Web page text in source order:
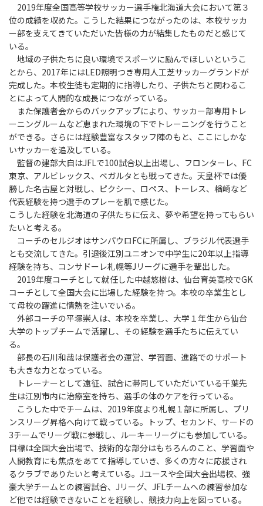
2019年度全国高等学校サッカー選手権北海道大会において第３
位の成績を収めた。こうした結果につながったのは、本校サッカ
ー部を支えてきていただいた皆様の力が結集したものだと感じて
いる。
地域の子供たちに良い環境でスポーツに励んでほしいというこ
とから、2017年にはLED照明つき専用人工芝サッカーグランドが
完成した。本校生徒も定期的に指導したり、子供たちと関わるこ
とによって人間的な成長につながっている。
また保護者会からのバックアップにより、サッカー部専用トレ
ーニングルームなど恵まれた環境の下でトレーニングを行うこと
ができる。さらには経験豊富なスタッフ陣のもと、ここにしかな
いサッカーを追及している。
監督の建部大自はJFLで100試合以上出場し、フロンターレ、FC
東京、アルビレックス、ベガルタとも戦ってきた。天皇杯では優
勝した名古屋と対戦し、ピクシー、ロペス、トーレス、楢崎など
代表経験を持つ選手のプレーを肌で感じた。
こうした経験を北海道の子供たちに伝え、夢や希望を持ってもらい
たいと考える。
コーチのセルジオはサンパウロFCに所属し、ブラジル代表選手
とも交流してきた。引退後江別ユニオンで中学生に20年以上指導
経験を持ち、コンサドーレ札幌等Jリーグに選手を輩出した。
2019年度コーチとして就任した中越悠樹は、仙台育英高校でGK
コーチとして全国大会に出場した経験を持つ。本校の卒業生とし
て母校の躍進に情熱を注いでいる。
外部コーチの平塚崇人は、本校を卒業し、大学１年生から仙台
大学のトップチームで活躍し、その経験を選手たちに伝えてい
る。
部長の石川和哉は保護者会の運営、学習面、進路でのサポート
も大きな力となっている。
トレーナーとして遠征、試合に帯同していただいている千葉先
生は江別市内に治療室を持ち、選手の体のケアを行っている。
こうした中でチームは、2019年度より札幌１部に所属し、プリ
ンスリーグ昇格へ向けて戦っている。トップ、セカンド、サードの
3チームでリーグ戦に参戦し、ルーキーリーグにも参加している。
目標は全国大会出場で、技術的な部分はもちろんのこと、学習面や
人間教育にも焦点をあてて指導していき、多くの方々に応援され
るクラブでありたいと考えている。Jユースや全国大会出場校、強
豪大学チームとの練習試合、Jリーグ、JFLチームへの練習参加な
ど他では経験できないことを経験し、競技力向上を図っている。